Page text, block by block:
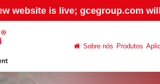
website is live; gcegroup.com
Sobre nós Produtos